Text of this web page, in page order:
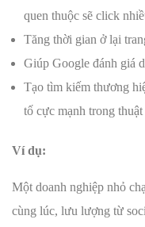
quen thuộc sẽ click
Tăng thời gian ở lại
Giúp Google đánh giá
Tạo tìm kiếm thương
tố cực mạnh trong
Ví dụ:
Một doanh nghiệp nhỏ
cùng lúc, lưu lượng từ